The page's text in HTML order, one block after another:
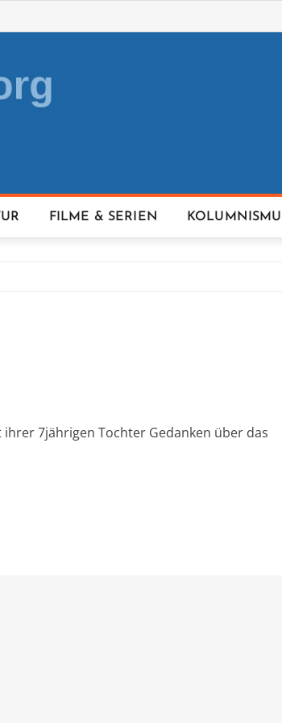
FILME & SERIEN
7jährigen Tochter Gedanken über das